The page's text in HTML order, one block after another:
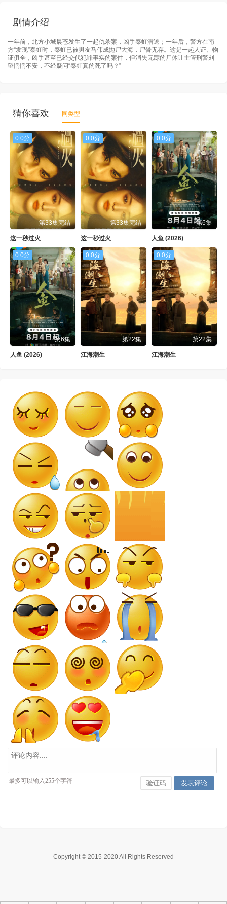
剧情介绍
一年前，北方小城晨苍发生了一起仇杀案，凶手秦虹潜逃；一年后，警方在南
方“发现”秦虹时，秦虹已被男友马伟成抛尸大海，尸骨无存。这是一起人证、物
证俱全，凶手甚至已经交代犯罪事实的案件，但消失无踪的尸体让主管刑警刘
望惴惴不安，不经疑问“秦虹真的死了吗？”
猜你喜欢 同类型
0.0分
第33集完结
这一秒过火
0.0分
第33集完结
这一秒过火
0.0分
第6集
人鱼 (2026)
0.0分
第6集
人鱼 (2026)
0.0分
第22集
江海潮生
0.0分
第22集
江海潮生
Copyright © 2015-2020 All Rights Reserved